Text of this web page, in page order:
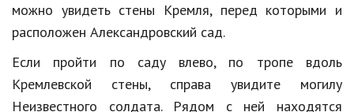
можно увидеть стены Кремля, перед которыми и
расположен Александровский сад.
Если пройти по саду влево, по тропе вдоль
Кремлевской стены, справа увидите могилу
Неизвестного солдата. Рядом с ней находятся